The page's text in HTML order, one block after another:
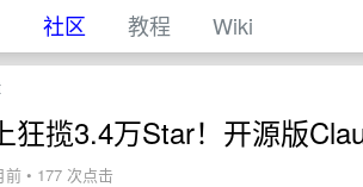
社区 教程 Wiki
狂揽3.4万Star！开源版
前 • 177 次点击